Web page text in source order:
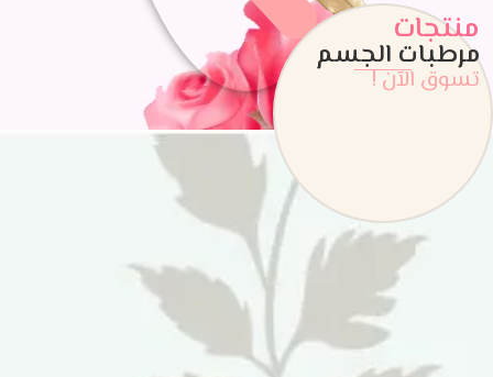
منتجات
مرطبات الجسم
تسوق الآن !